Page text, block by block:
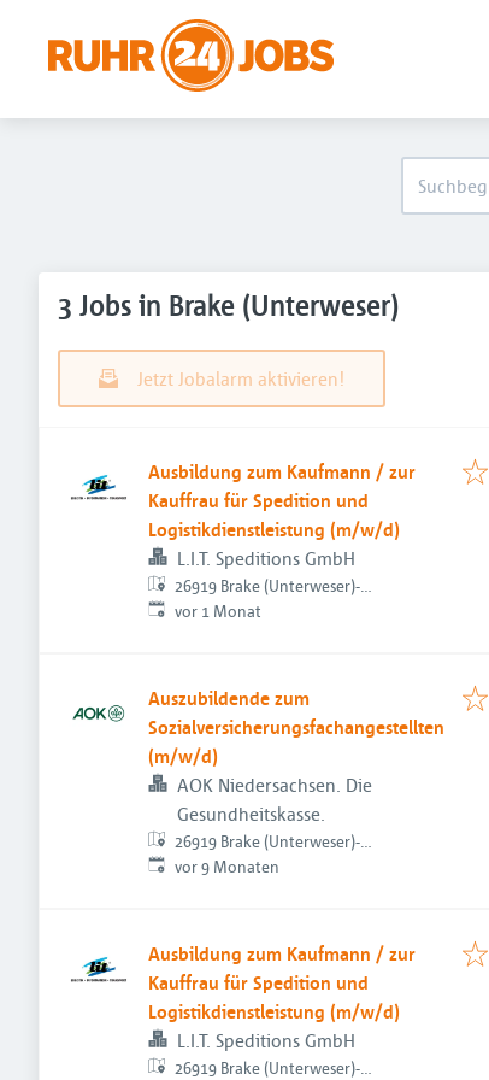
3 Jobs in Brake (Unterweser)
Jetzt Jobalarm aktivieren!
Ausbildung zum Kaufmann / zur
Kauffrau für Spedition und
Logistikdienstleistung (m/w/d)
L.I.T. Speditions GmbH
26919 Brake (Unterweser)-
Schmalenfleth, Deutschland
Veröffentlicht:
vor 1 Monat
Auszubildende zum
Sozialversicherungsfachangestellten
(m/w/d)
AOK Niedersachsen. Die
Gesundheitskasse.
26919 Brake (Unterweser)-
Schmalenfleth, Deutschland
Veröffentlicht:
vor 9 Monaten
Ausbildung zum Kaufmann / zur
Kauffrau für Spedition und
Logistikdienstleistung (m/w/d)
L.I.T. Speditions GmbH
26919 Brake (Unterweser)-